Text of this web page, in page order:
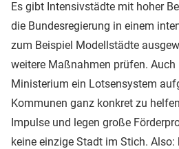
Es gibt Intensivstädte mit hoher
die Bundesregierung in einem
zum Beispiel Modellstädte
weitere Maßnahmen prüfen. Auch
Ministerium ein Lotsensystem
Kommunen ganz konkret zu
Impulse und legen große
keine einzige Stadt im Stich. Also: